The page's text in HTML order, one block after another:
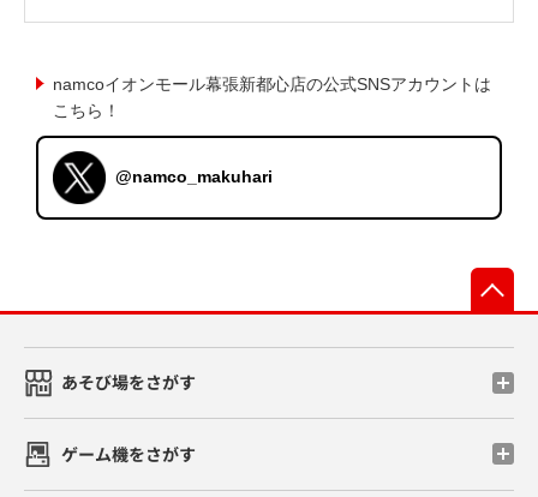
namcoイオンモール幕張新都心店の公式SNSアカウントは
こちら！
@namco_makuhari
あそび場をさがす
ゲーム機をさがす